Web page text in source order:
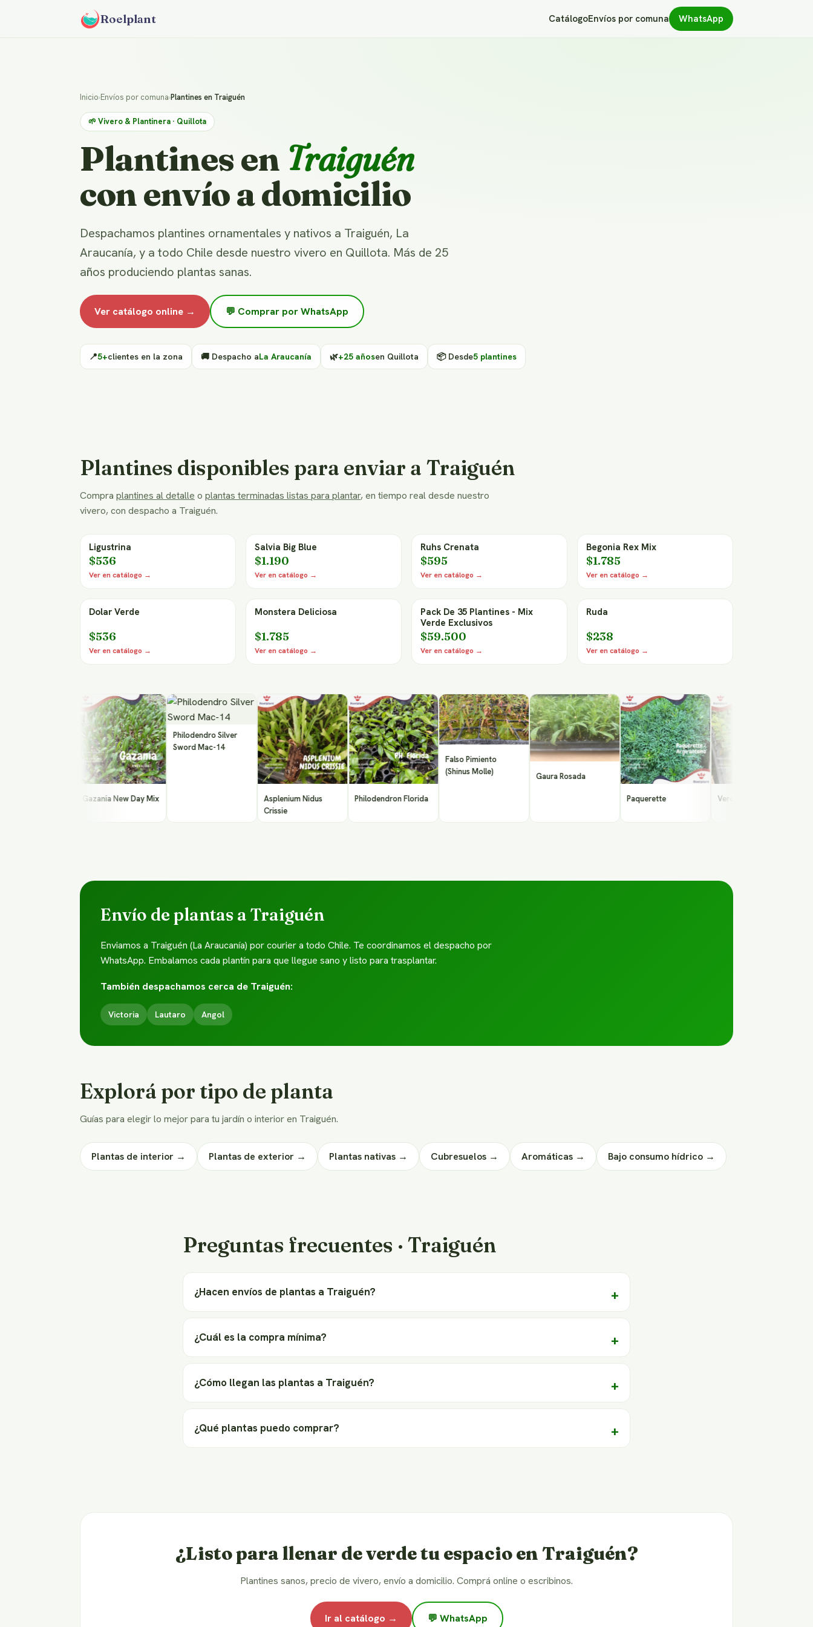
Roelplant CatálogoEnvíos por comuna WhatsApp
Inicio›Envíos por comuna›Plantines en Traiguén
🌱 Vivero & Plantinera · Quillota
Plantines en Traiguén
con envío a domicilio
Despachamos plantines ornamentales y nativos a Traiguén, La
Araucanía, y a todo Chile desde nuestro vivero en Quillota. Más de 25
años produciendo plantas sanas.
Ver catálogo online → 💬 Comprar por WhatsApp
📍5+clientes en la zona 🚚 Despacho aLa Araucanía 🌿+25 añosen Quillota 📦 Desde5 plantines
Plantines disponibles para enviar a Traiguén
Compra plantines al detalle o plantas terminadas listas para plantar, en tiempo real desde nuestro
vivero, con despacho a Traiguén.
Ligustrina
$536
Ver en catálogo →
Salvia Big Blue
$1.190
Ver en catálogo →
Ruhs Crenata
$595
Ver en catálogo →
Begonia Rex Mix
$1.785
Ver en catálogo →
Dolar Verde
$536
Ver en catálogo →
Monstera Deliciosa
$1.785
Ver en catálogo →
Pack De 35 Plantines - Mix
Verde Exclusivos
$59.500
Ver en catálogo →
Ruda
$238
Ver en catálogo →
Gazania New Day Mix
Philodendro Silver
Sword Mac-14
Asplenium Nidus
Crissie
Philodendron Florida
Falso Pimiento
(Shinus Molle)
Gaura Rosada
Paquerette Veronica Buxifolia
Envío de plantas a Traiguén
Enviamos a Traiguén (La Araucanía) por courier a todo Chile. Te coordinamos el despacho por
WhatsApp. Embalamos cada plantín para que llegue sano y listo para trasplantar.
También despachamos cerca de Traiguén:
Victoria Lautaro Angol
Explorá por tipo de planta
Guías para elegir lo mejor para tu jardín o interior en Traiguén.
Plantas de interior → Plantas de exterior → Plantas nativas → Cubresuelos → Aromáticas → Bajo consumo hídrico →
Preguntas frecuentes · Traiguén
¿Hacen envíos de plantas a Traiguén?
¿Cuál es la compra mínima?
¿Cómo llegan las plantas a Traiguén?
¿Qué plantas puedo comprar?
¿Listo para llenar de verde tu espacio en Traiguén?
Plantines sanos, precio de vivero, envío a domicilio. Comprá online o escribinos.
Ir al catálogo → 💬 WhatsApp